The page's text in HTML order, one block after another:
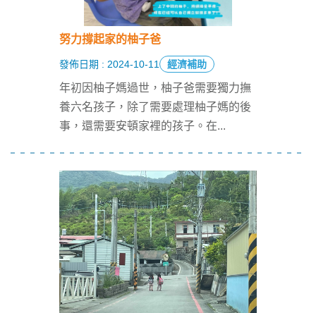
努力撐起家的柚子爸
發佈日期 : 2024-10-11 經濟補助
年初因柚子媽過世，柚子爸需要獨力撫
養六名孩子，除了需要處理柚子媽的後
事，還需要安頓家裡的孩子。在...